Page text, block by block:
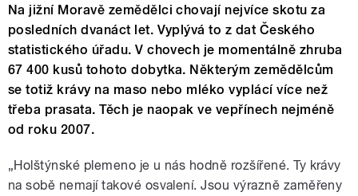
Na jižní Moravě zemědělci chovají nejvíce skotu za
posledních dvanáct let. Vyplývá to z dat Českého
statistického úřadu. V chovech je momentálně zhruba
67 400 kusů tohoto dobytka. Některým zemědělcům
se totiž krávy na maso nebo mléko vyplácí více než
třeba prasata. Těch je naopak ve vepřínech nejméně
od roku 2007.
„Holštýnské plemeno je u nás hodně rozšířené. Ty krávy
na sobě nemají takové osvalení. Jsou výrazně zaměřeny